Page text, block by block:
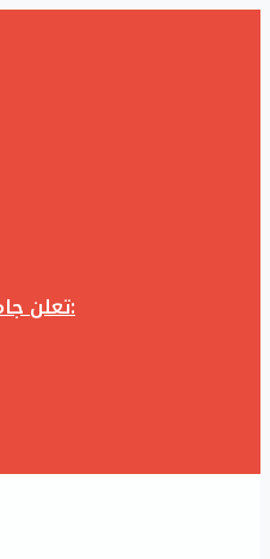
تعلن جامعة إدلب عن إجراء مناقصة (بالظرف المختوم) لشراء وتوريد زجاجيات ومواد مخبرية لزوم مخابر جامعة إدلب وفق الكميات والمواصفات المحددة أدناه: